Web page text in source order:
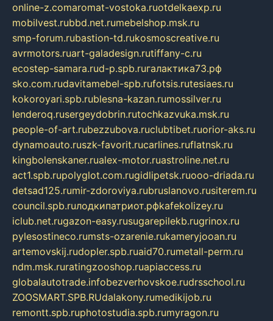
online-z.comaromat-vostoka.ruotdelkaexp.ru
mobilvest.rubbd.net.rumebelshop.msk.ru
smp-forum.rubastion-td.rukosmoscreative.ru
avrmotors.ruart-galadesign.rutiffany-c.ru
ecostep-samara.rud-p.spb.ruгалактика73.рф
sko.com.rudavitamebel-spb.rufotsis.rutesiaes.ru
kokoroyari.spb.rublesna-kazan.rumossilver.ru
lenderoq.rusergeydobrin.rutochkazvuka.msk.ru
people-of-art.rubezzubova.ruclubtibet.ruorior-aks.ru
dynamoauto.ruszk-favorit.rucarlines.ruflatnsk.ru
kingbolenskaner.rualex-motor.ruastroline.net.ru
act1.spb.rupolyglot.com.rugidlipetsk.ruooo-driada.ru
detsad125.rumir-zdoroviya.rubruslanovo.rusiterem.ru
council.spb.ruлодкипатриот.рфkafekolizey.ru
iclub.net.rugazon-easy.rusugarepilekb.rugrinox.ru
pylesostineco.rumsts-ozarenie.rukameryjooan.ru
artemovskij.rudopler.spb.ruaid70.rumetall-perm.ru
ndm.msk.ruratingzooshop.ruapiaccess.ru
globalautotrade.infobezverhovskoe.rudrsschool.ru
ZOOSMART.SPB.RUdalakony.rumedikijob.ru
remontt.spb.ruphotostudia.spb.rumyragon.ru